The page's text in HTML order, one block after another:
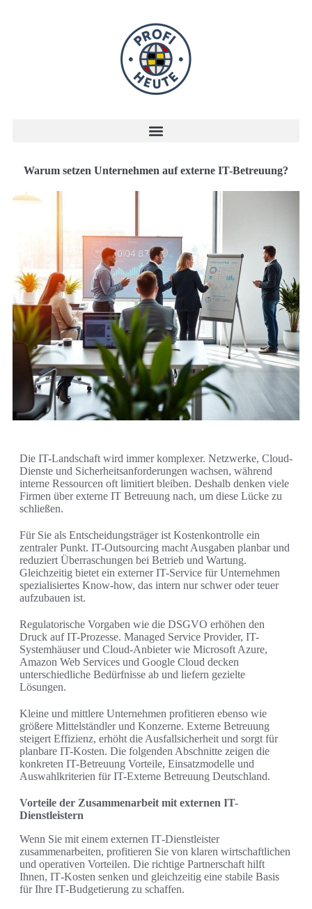
Warum setzen Unternehmen auf externe IT-Betreuung?
Die IT-Landschaft wird immer komplexer. Netzwerke, Cloud-
Dienste und Sicherheitsanforderungen wachsen, während
interne Ressourcen oft limitiert bleiben. Deshalb denken viele
Firmen über externe IT Betreuung nach, um diese Lücke zu
schließen.
Für Sie als Entscheidungsträger ist Kostenkontrolle ein
zentraler Punkt. IT-Outsourcing macht Ausgaben planbar und
reduziert Überraschungen bei Betrieb und Wartung.
Gleichzeitig bietet ein externer IT-Service für Unternehmen
spezialisiertes Know-how, das intern nur schwer oder teuer
aufzubauen ist.
Regulatorische Vorgaben wie die DSGVO erhöhen den
Druck auf IT-Prozesse. Managed Service Provider, IT-
Systemhäuser und Cloud-Anbieter wie Microsoft Azure,
Amazon Web Services und Google Cloud decken
unterschiedliche Bedürfnisse ab und liefern gezielte
Lösungen.
Kleine und mittlere Unternehmen profitieren ebenso wie
größere Mittelständler und Konzerne. Externe Betreuung
steigert Effizienz, erhöht die Ausfallsicherheit und sorgt für
planbare IT-Kosten. Die folgenden Abschnitte zeigen die
konkreten IT-Betreuung Vorteile, Einsatzmodelle und
Auswahlkriterien für IT-Externe Betreuung Deutschland.
Vorteile der Zusammenarbeit mit externen IT-
Dienstleistern
Wenn Sie mit einem externen IT‑Dienstleister
zusammenarbeiten, profitieren Sie von klaren wirtschaftlichen
und operativen Vorteilen. Die richtige Partnerschaft hilft
Ihnen, IT‑Kosten senken und gleichzeitig eine stabile Basis
für Ihre IT‑Budgetierung zu schaffen.